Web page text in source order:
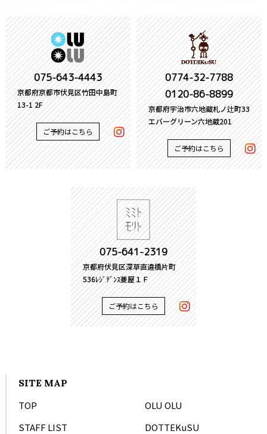
075-643-4443
京都府京都市伏見区竹田中島町
13-1 2F
ご予約はこちら
0774-32-7788
0120-86-8899
京都府宇治市六地蔵札ノ辻町33
エバーグリーン六地蔵201
ご予約はこちら
075-641-2319
京都府伏見区深草直違橋片町
536ﾚｼﾞﾃﾞﾝｽ菱屋１Ｆ
ご予約はこちら
SITE MAP
TOP
STAFF LIST
OLU OLU
DOTTEKuSU